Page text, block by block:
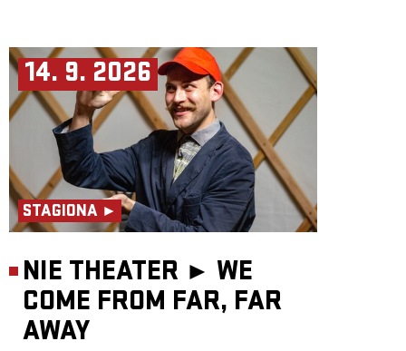
14. 9. 2026
STAGIONA ►
NIE THEATER ► WE
COME FROM FAR, FAR
AWAY